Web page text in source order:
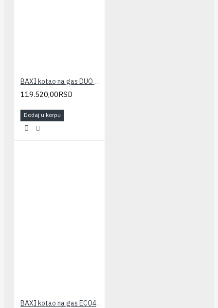
BAXI kotao na gas DUO TEC COMPACT 28GA(26-28kw - kombi)
119.520,00RSD
Dodaj u korpu
BAXI kotao na gas ECO4 S 24 F(fasada-kombi)